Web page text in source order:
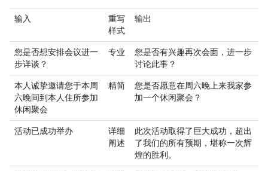
输入
重写
样式
输出
您是否想安排会议进一
步详谈？
专业
您是否有兴趣再次会面，进一步
讨论此事？
本人诚挚邀请您于本周
六晚间到本人住所参加
休闲聚会
精简
您是否愿意在周六晚上来我家参
加一个休闲聚会？
活动已成功举办
详细
阐述
此次活动取得了巨大成功，超出
了我们的所有预期，堪称一次辉
煌的胜利。